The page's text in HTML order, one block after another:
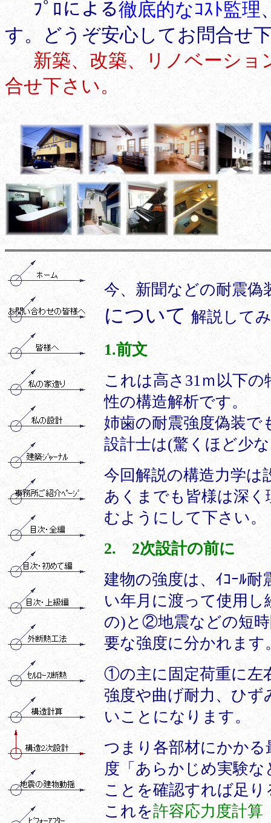
ﾌﾟﾛによる徹底的なｺｽﾄ監理
す。どうぞ安心してお問合せ
新築、改築、リノベーショ
合せ下さい。
今、新聞などの耐震
について解説して
1.前文
これは高さ31ｍ以下
性の構造解析です。
姉歯の耐震強度偽装
設計士は(驚くほど少
今回解説の構造力学
あくまでも皆様は深
むようにして下さい。
2. 2次設計の前に
建物の強度は、ｲｺｰﾙ
い年月に渡って使用
の)と②地震などの短
要な強度に分かれます
①の主に固定荷重に左
強度や曲げ耐力、ひ
いことになります。
つまり各部材にかか
度「あらかじめ実験
ことを確認すれば足
これを許容応力度計算